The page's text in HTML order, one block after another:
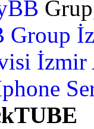
Group
İzmir